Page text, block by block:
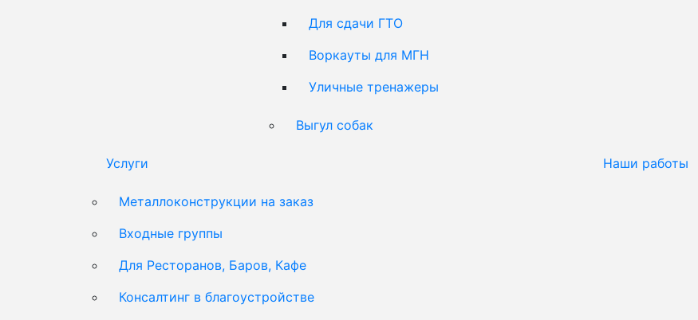
Для сдачи ГТО
Воркауты для МГН
Уличные тренажеры
Выгул собак
Услуги
Металлоконструкции на заказ
Входные группы
Для Ресторанов, Баров, Кафе
Консалтинг в благоустройстве
Наши работы